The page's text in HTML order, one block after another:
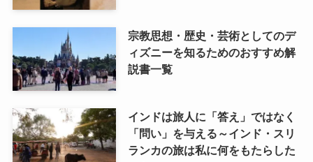
宗教思想・歴史・芸術としてのデ
ィズニーを知るためのおすすめ解
説書一覧
インドは旅人に「答え」ではなく
「問い」を与える～インド・スリ
ランカの旅は私に何をもたらした